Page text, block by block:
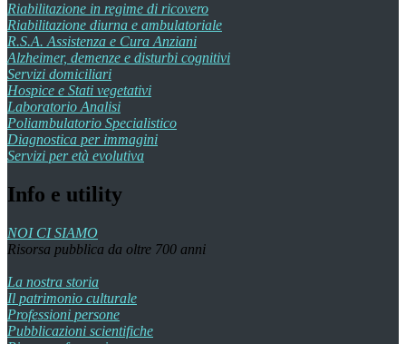
Riabilitazione in regime di ricovero
Riabilitazione diurna e ambulatoriale
R.S.A. Assistenza e Cura Anziani
Alzheimer, demenze e disturbi cognitivi
Servizi domiciliari
Hospice e Stati vegetativi
Laboratorio Analisi
Poliambulatorio Specialistico
Diagnostica per immagini
Servizi per età evolutiva
Info e utility
NOI CI SIAMO
Risorsa pubblica da oltre 700 anni
La nostra storia
Il patrimonio culturale
Professioni persone
Pubblicazioni scientifiche